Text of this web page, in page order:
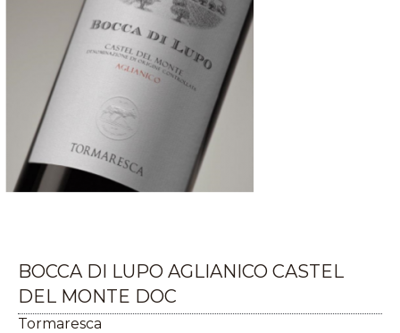
BOCCA DI LUPO AGLIANICO CASTEL
DEL MONTE DOC
Tormaresca